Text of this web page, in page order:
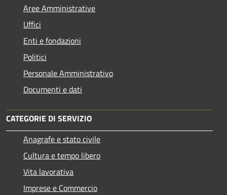
Aree Amministrative
Uffici
Enti e fondazioni
Politici
Personale Amministrativo
Documenti e dati
CATEGORIE DI SERVIZIO
Anagrafe e stato civile
Cultura e tempo libero
Vita lavorativa
Imprese e Commercio